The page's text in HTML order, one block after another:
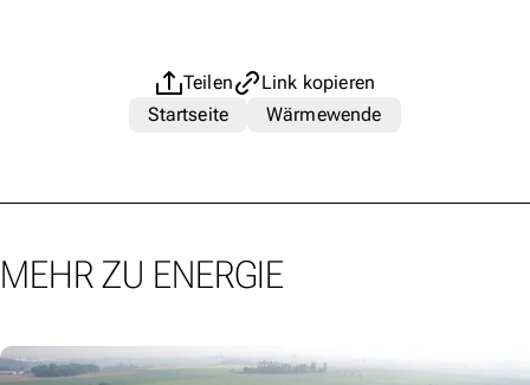
Teilen
Link kopieren
Startseite
Wärmewende
MEHR ZU ENERGIE